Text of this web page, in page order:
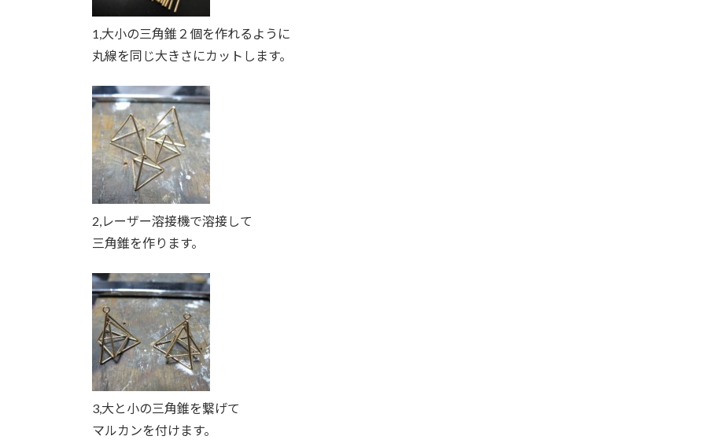
1,大小の三角錐２個を作れるように
丸線を同じ大きさにカットします。
2,レーザー溶接機で溶接して
三角錐を作ります。
3,大と小の三角錐を繋げて
マルカンを付けます。